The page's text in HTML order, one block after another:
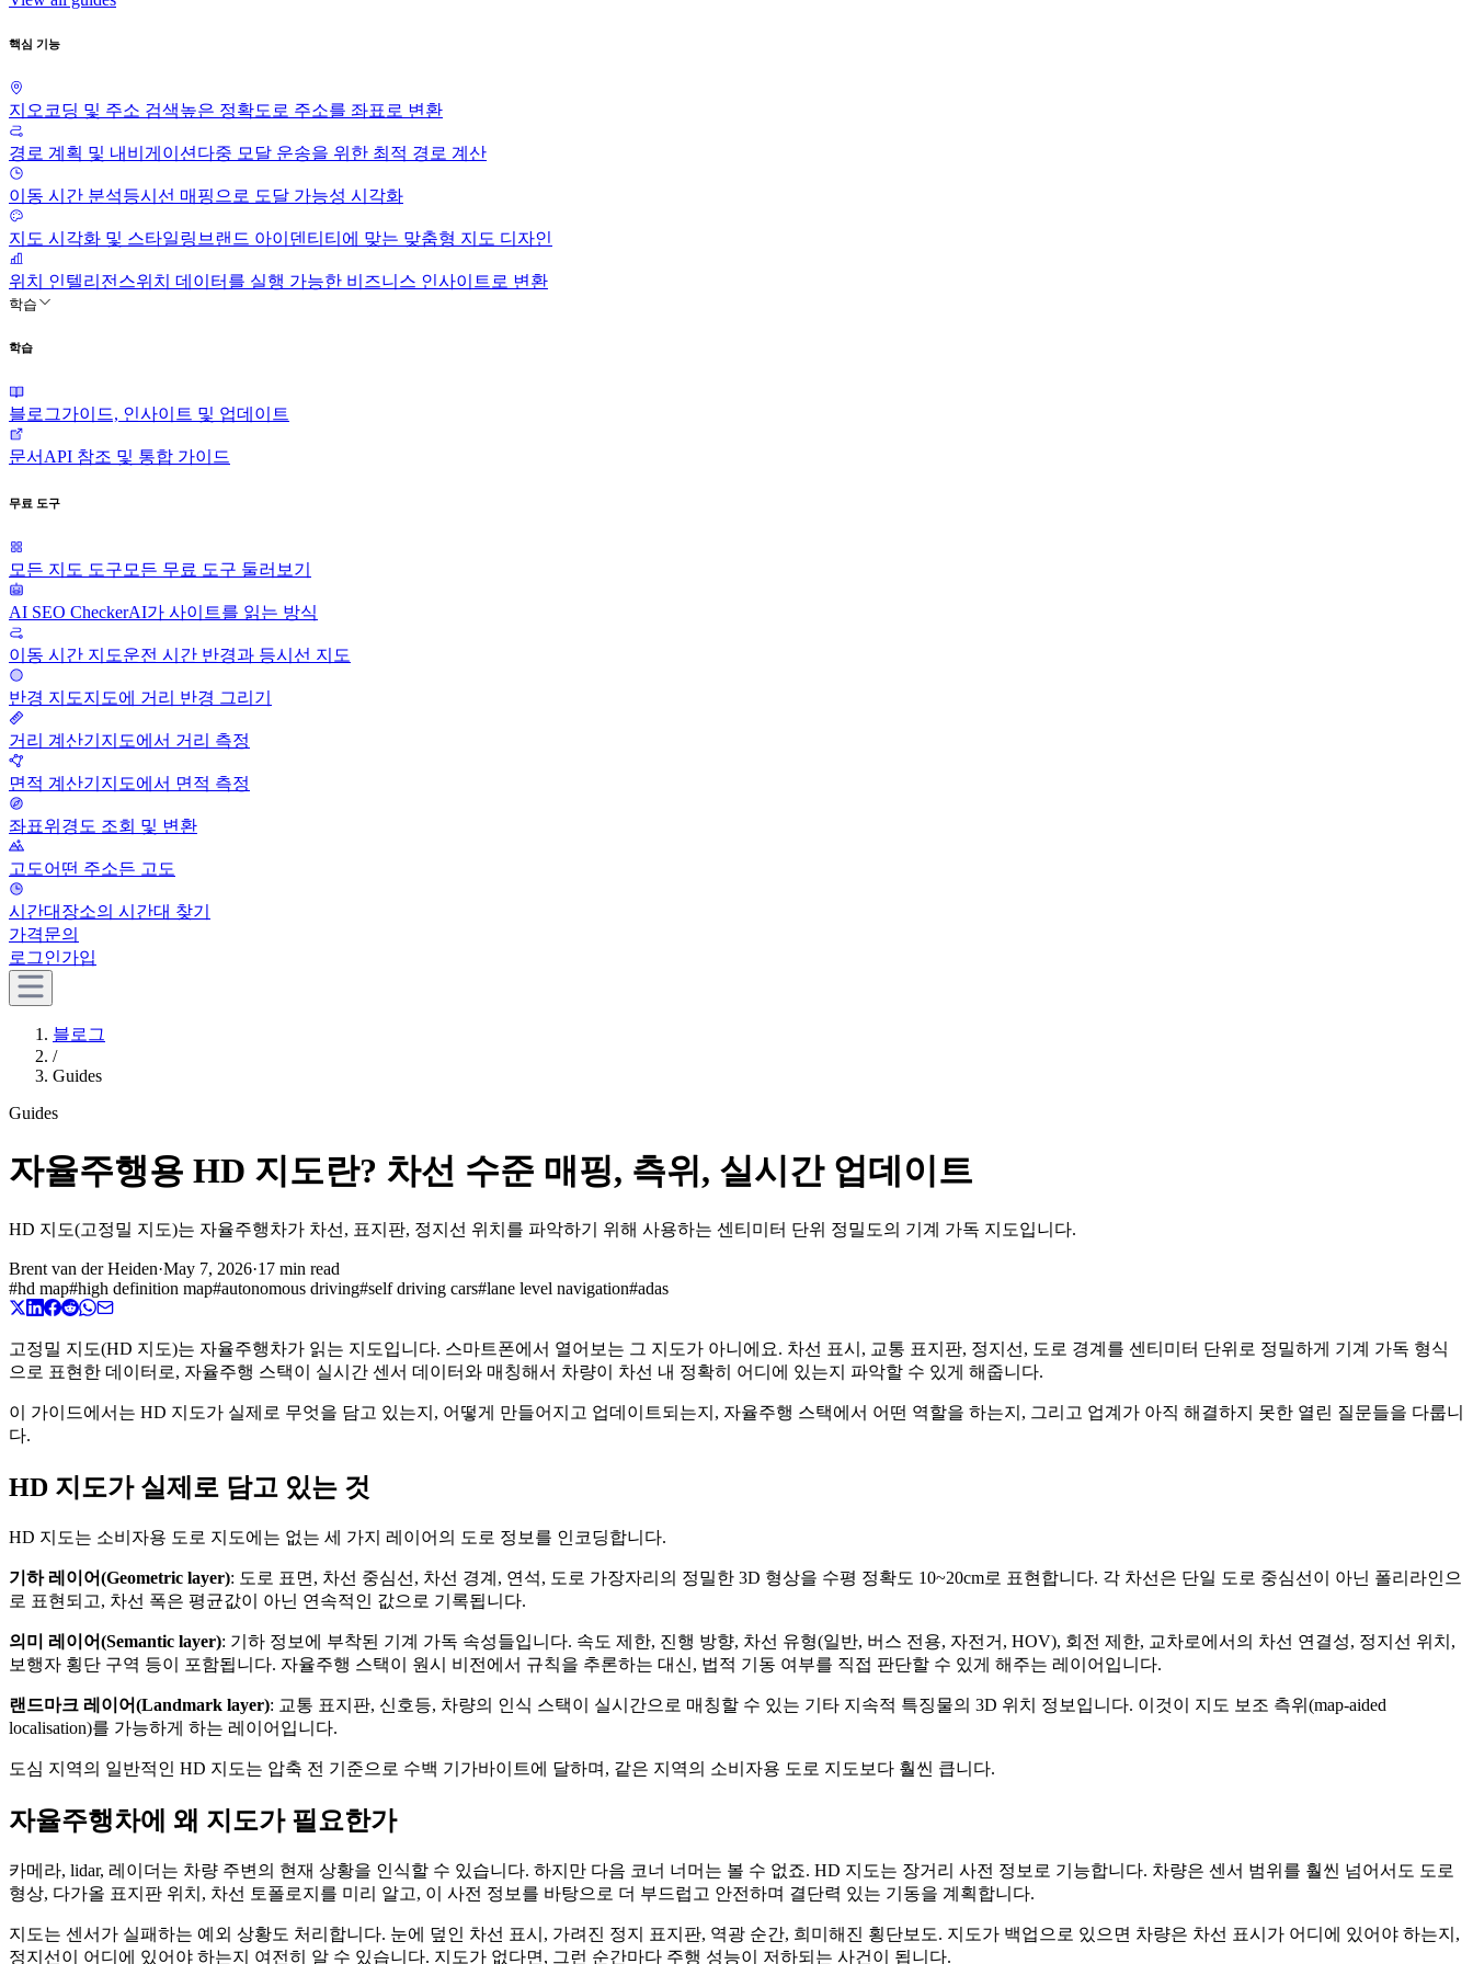
핵심 기능
지오코딩 및 주소 검색높은 정확도로 주소를 좌표로 변환
경로 계획 및 내비게이션 다중 모달 운송을 위한 최적 경로 계산
이동 시간 분석등시선 매핑으로 도달 가능성 시각화
지도 시각화 및 스타일링 브랜드 아이덴티티에 맞는 맞춤형 지도 디자인
위치 인텔리전스위치 데이터를 실행 가능한 비즈니스 인사이트로 변환
학습
학습
블로그가이드, 인사이트 및 업데이트
문서API 참조 및 통합 가이드
무료 도구
모든 지도 도구 모든 무료 도구 둘러보기
AI SEO CheckerAI가 사이트를 읽는 방식
이동 시간 지도운전 시간 반경과 등시선 지도
반경 지도지도에 거리 반경 그리기
거리 계산기 지도에서 거리 측정
면적 계산기 지도에서 면적 측정
좌표위경도 조회 및 변환
고도어떤 주소든 고도
시간대 장소의 시간대 찾기
가격문의
로그인가입
블로그
/
Guides
Guides
자율주행용 HD 지도란? 차선 수준 매핑, 측위, 실시간 업데이트
HD 지도(고정밀 지도)는 자율주행차가 차선, 표지판, 정지선 위치를 파악하기 위해 사용하는 센티미터 단위 정밀도의 기계 가독 지도입니다.
Brent van der Heiden·May 7, 2026·17 min read
#hd map#high definition map#autonomous driving#self driving cars#lane level navigation#adas
고정밀 지도(HD 지도)는 자율주행차가 읽는 지도입니다. 스마트폰에서 열어보는 그 지도가 아니에요. 차선 표시, 교통 표지판, 정지선, 도로 경계를 센티미터 단위로 정밀하게 기계 가독 형식
으로 표현한 데이터로, 자율주행 스택이 실시간 센서 데이터와 매칭해서 차량이 차선 내 정확히 어디에 있는지 파악할 수 있게 해줍니다.
이 가이드에서는 HD 지도가 실제로 무엇을 담고 있는지, 어떻게 만들어지고 업데이트되는지, 자율주행 스택에서 어떤 역할을 하는지, 그리고 업계가 아직 해결하지 못한 열린 질문들을 다룹니
다.
HD 지도가 실제로 담고 있는 것
HD 지도는 소비자용 도로 지도에는 없는 세 가지 레이어의 도로 정보를 인코딩합니다.
기하 레이어(Geometric layer): 도로 표면, 차선 중심선, 차선 경계, 연석, 도로 가장자리의 정밀한 3D 형상을 수평 정확도 10~20cm로 표현합니다. 각 차선은 단일 도로 중심선이 아닌 폴리라인으
로 표현되고, 차선 폭은 평균값이 아닌 연속적인 값으로 기록됩니다.
의미 레이어(Semantic layer): 기하 정보에 부착된 기계 가독 속성들입니다. 속도 제한, 진행 방향, 차선 유형(일반, 버스 전용, 자전거, HOV), 회전 제한, 교차로에서의 차선 연결성, 정지선 위치,
보행자 횡단 구역 등이 포함됩니다. 자율주행 스택이 원시 비전에서 규칙을 추론하는 대신, 법적 기동 여부를 직접 판단할 수 있게 해주는 레이어입니다.
랜드마크 레이어(Landmark layer): 교통 표지판, 신호등, 차량의 인식 스택이 실시간으로 매칭할 수 있는 기타 지속적 특징물의 3D 위치 정보입니다. 이것이 지도 보조 측위(map-aided
localisation)를 가능하게 하는 레이어입니다.
도심 지역의 일반적인 HD 지도는 압축 전 기준으로 수백 기가바이트에 달하며, 같은 지역의 소비자용 도로 지도보다 훨씬 큽니다.
자율주행차에 왜 지도가 필요한가
카메라, lidar, 레이더는 차량 주변의 현재 상황을 인식할 수 있습니다. 하지만 다음 코너 너머는 볼 수 없죠. HD 지도는 장거리 사전 정보로 기능합니다. 차량은 센서 범위를 훨씬 넘어서도 도로
형상, 다가올 표지판 위치, 차선 토폴로지를 미리 알고, 이 사전 정보를 바탕으로 더 부드럽고 안전하며 결단력 있는 기동을 계획합니다.
지도는 센서가 실패하는 예외 상황도 처리합니다. 눈에 덮인 차선 표시, 가려진 정지 표지판, 역광 순간, 희미해진 횡단보도. 지도가 백업으로 있으면 차량은 차선 표시가 어디에 있어야 하는지,
정지선이 어디에 있어야 하는지 여전히 알 수 있습니다. 지도가 없다면, 그런 순간마다 주행 성능이 저하되는 사건이 됩니다.